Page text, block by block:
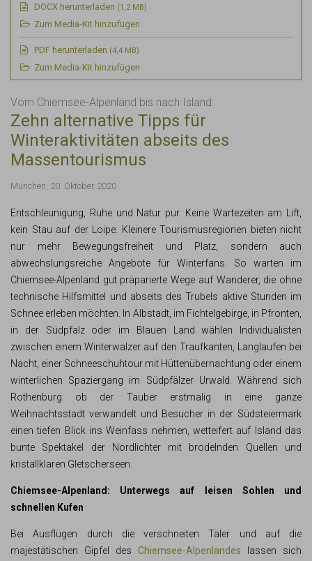
DOCXherunterladen (1,2 MB)
Zum Media-Kit hinzufügen
PDFherunterladen (4,4 MB)
Zum Media-Kit hinzufügen
Vom Chiemsee-Alpenland bis nach Island:
Zehn alternative Tipps für
Winteraktivitäten abseits des
Massentourismus
München, 20. Oktober 2020
Entschleunigung, Ruhe und Natur pur. Keine Wartezeiten am Lift,
kein Stau auf der Loipe: Kleinere Tourismusregionen bieten nicht
nur mehr Bewegungsfreiheit und Platz, sondern auch
abwechslungsreiche Angebote für Winterfans. So warten im
Chiemsee-Alpenland gut präparierte Wege auf Wanderer, die ohne
technische Hilfsmittel und abseits des Trubels aktive Stunden im
Schnee erleben möchten. In Albstadt, im Fichtelgebirge, in Pfronten,
in der Südpfalz oder im Blauen Land wählen Individualisten
zwischen einem Winterwalzer auf den Traufkanten, Langlaufen bei
Nacht, einer Schneeschuhtour mit Hüttenübernachtung oder einem
winterlichen Spaziergang im Südpfälzer Urwald. Während sich
Rothenburg ob der Tauber erstmalig in eine ganze
Weihnachtsstadt verwandelt und Besucher in der Südsteiermark
einen tiefen Blick ins Weinfass nehmen, wetteifert auf Island das
bunte Spektakel der Nordlichter mit brodelnden Quellen und
kristallklaren Gletscherseen.
Chiemsee-Alpenland: Unterwegs auf leisen Sohlen und
schnellen Kufen
Bei Ausflügen durch die verschneiten Täler und auf die
majestätischen Gipfel des Chiemsee-Alpenlandes lassen sich